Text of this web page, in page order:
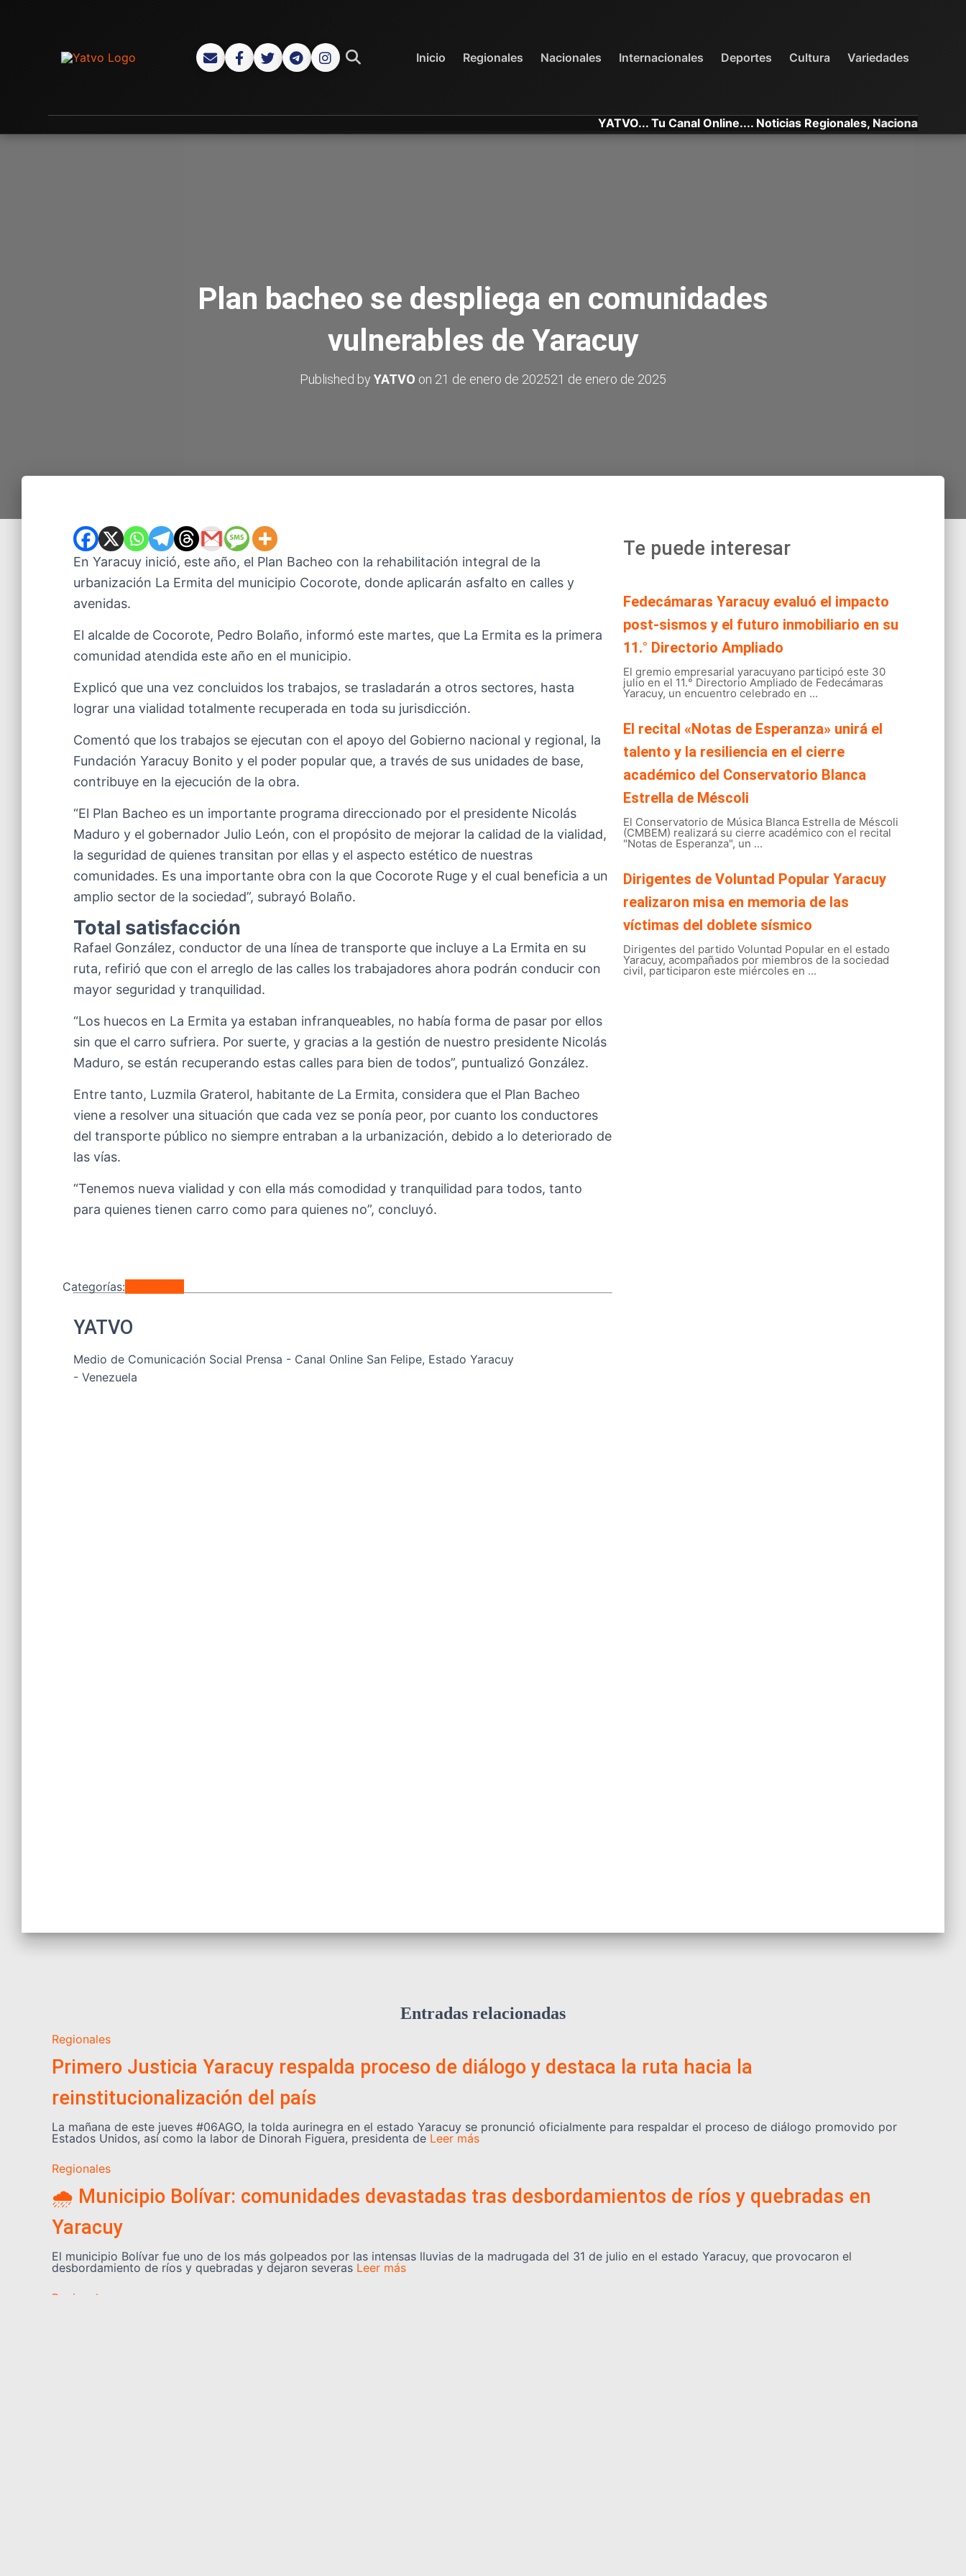
Inicio Regionales Nacionales Internacionales Deportes Cultura Variedades
YATVO... Tu Canal Online.... Noticias Regionales, Nacionales e
Plan bacheo se despliega en comunidades
vulnerables de Yaracuy
Published by YATVO on 21 de enero de 202521 de enero de 2025
En Yaracuy inició, este año, el Plan Bacheo con la rehabilitación integral de la
urbanización La Ermita del municipio Cocorote, donde aplicarán asfalto en calles y
avenidas.
El alcalde de Cocorote, Pedro Bolaño, informó este martes, que La Ermita es la primera
comunidad atendida este año en el municipio.
Explicó que una vez concluidos los trabajos, se trasladarán a otros sectores, hasta
lograr una vialidad totalmente recuperada en toda su jurisdicción.
Comentó que los trabajos se ejecutan con el apoyo del Gobierno nacional y regional, la
Fundación Yaracuy Bonito y el poder popular que, a través de sus unidades de base,
contribuye en la ejecución de la obra.
“El Plan Bacheo es un importante programa direccionado por el presidente Nicolás
Maduro y el gobernador Julio León, con el propósito de mejorar la calidad de la vialidad,
la seguridad de quienes transitan por ellas y el aspecto estético de nuestras
comunidades. Es una importante obra con la que Cocorote Ruge y el cual beneficia a un
amplio sector de la sociedad”, subrayó Bolaño.
Total satisfacción
Rafael González, conductor de una línea de transporte que incluye a La Ermita en su
ruta, refirió que con el arreglo de las calles los trabajadores ahora podrán conducir con
mayor seguridad y tranquilidad.
“Los huecos en La Ermita ya estaban infranqueables, no había forma de pasar por ellos
sin que el carro sufriera. Por suerte, y gracias a la gestión de nuestro presidente Nicolás
Maduro, se están recuperando estas calles para bien de todos”, puntualizó González.
Entre tanto, Luzmila Graterol, habitante de La Ermita, considera que el Plan Bacheo
viene a resolver una situación que cada vez se ponía peor, por cuanto los conductores
del transporte público no siempre entraban a la urbanización, debido a lo deteriorado de
las vías.
“Tenemos nueva vialidad y con ella más comodidad y tranquilidad para todos, tanto
para quienes tienen carro como para quienes no”, concluyó.
Categorías:
YATVO
Medio de Comunicación Social Prensa - Canal Online San Felipe, Estado Yaracuy
- Venezuela
Te puede interesar
Fedecámaras Yaracuy evaluó el impacto
post-sismos y el futuro inmobiliario en su
11.° Directorio Ampliado
El gremio empresarial yaracuyano participó este 30
julio en el 11.° Directorio Ampliado de Fedecámaras
Yaracuy, un encuentro celebrado en ...
El recital «Notas de Esperanza» unirá el
talento y la resiliencia en el cierre
académico del Conservatorio Blanca
Estrella de Méscoli
El Conservatorio de Música Blanca Estrella de Méscoli
(CMBEM) realizará su cierre académico con el recital
"Notas de Esperanza", un ...
Dirigentes de Voluntad Popular Yaracuy
realizaron misa en memoria de las
víctimas del doblete sísmico
Dirigentes del partido Voluntad Popular en el estado
Yaracuy, acompañados por miembros de la sociedad
civil, participaron este miércoles en ...
Entradas relacionadas
Regionales
Primero Justicia Yaracuy respalda proceso de diálogo y destaca la ruta hacia la
reinstitucionalización del país
La mañana de este jueves #06AGO, la tolda aurinegra en el estado Yaracuy se pronunció oficialmente para respaldar el proceso de diálogo promovido por
Estados Unidos, así como la labor de Dinorah Figuera, presidenta de Leer más
Regionales
🌧️ Municipio Bolívar: comunidades devastadas tras desbordamientos de ríos y quebradas en
Yaracuy
El municipio Bolívar fue uno de los más golpeados por las intensas lluvias de la madrugada del 31 de julio en el estado Yaracuy, que provocaron el
desbordamiento de ríos y quebradas y dejaron severas Leer más
Regionales